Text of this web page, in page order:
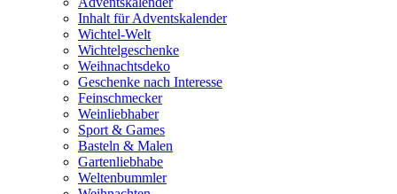
Inhalt für Adventskalender
Wichtel-Welt
Wichtelgeschenke
Weihnachtsdeko
Geschenke nach Interesse
Feinschmecker
Weinliebhaber
Sport & Games
Basteln & Malen
Gartenliebhabe
Weltenbummler